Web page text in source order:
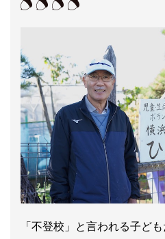
「不登校」と言われる子ど